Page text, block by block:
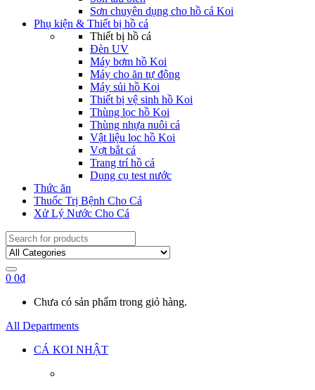
Sơn chuyên dụng cho hồ cá Koi
Phụ kiện & Thiết bị hồ cá
Thiết bị hồ cá
Đèn UV
Máy bơm hồ Koi
Máy cho ăn tự động
Máy sủi hồ Koi
Thiết bị vệ sinh hồ Koi
Thùng lọc hồ Koi
Thùng nhựa nuôi cá
Vật liệu lọc hồ Koi
Vợt bắt cá
Trang trí hồ cá
Dụng cụ test nước
Thức ăn
Thuốc Trị Bệnh Cho Cá
Xử Lý Nước Cho Cá
Search
for:
0 0₫
Chưa có sản phẩm trong giỏ hàng.
All Departments
CÁ KOI NHẬT